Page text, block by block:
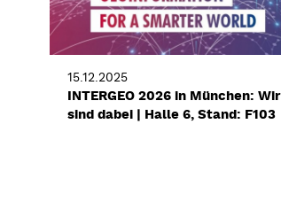
15.12.2025
INTERGEO 2026 in München: Wir
sind dabei | Halle 6, Stand: F103